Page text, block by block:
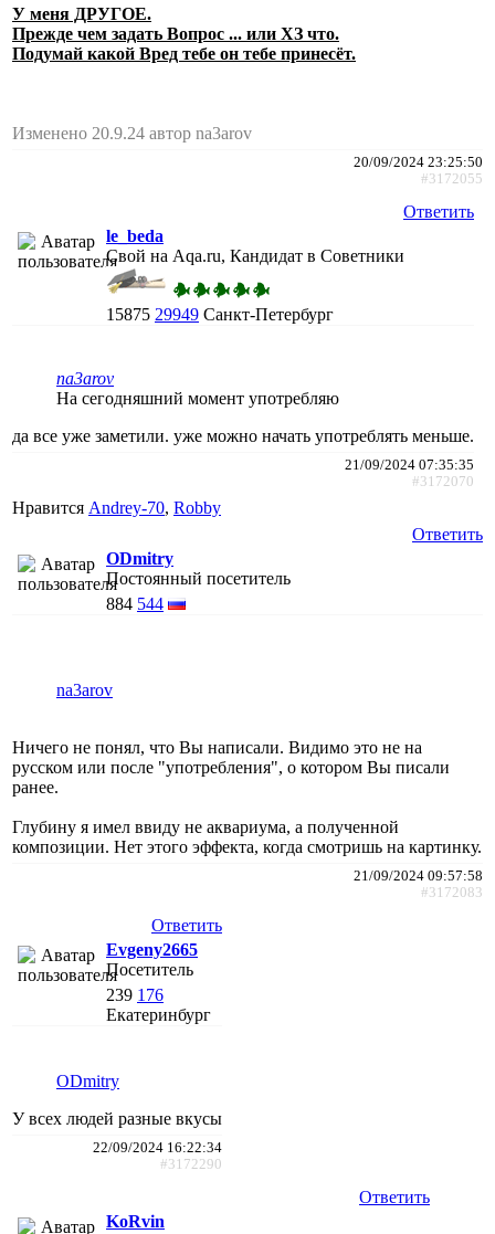
У меня ДРУГОЕ.
Прежде чем задать Вопрос ... или ХЗ что.
Подумай какой Вред тебе он тебе принесёт.
Изменено 20.9.24 автор na3arov
20/09/2024 23:25:50
#3172055
Ответить
le_beda
Свой на Aqa.ru, Кандидат в Советники
15875 29949 Санкт-Петербург
na3arov
На сегодняшний момент употребляю
да все уже заметили. уже можно начать употреблять меньше.
21/09/2024 07:35:35
#3172070
Нравится Andrey-70, Robby
Ответить
ODmitry
Постоянный посетитель
884 544
na3arov
Ничего не понял, что Вы написали. Видимо это не на
русском или после "употребления", о котором Вы писали
ранее.
Глубину я имел ввиду не аквариума, а полученной
композиции. Нет этого эффекта, когда смотришь на картинку.
21/09/2024 09:57:58
#3172083
Ответить
Evgeny2665
Посетитель
239 176
Екатеринбург
ODmitry
У всех людей разные вкусы
22/09/2024 16:22:34
#3172290
Ответить
KoRvin